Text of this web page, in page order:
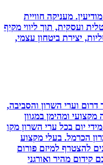
מעניקה חוויית
תוך ליווי מקיף
יצירת ביטחון עצמי,
וערי השרון והסביבה,
ומהימן במגוון
בכל ערי השרון מקו
בעלי מקצוע
למיזם פורום
מהיר ואורגני